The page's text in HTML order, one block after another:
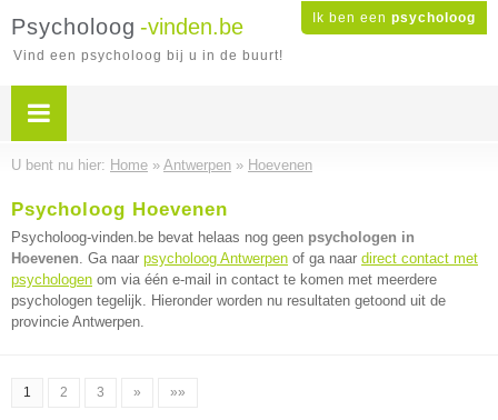
Ik ben een psycholoog
Psycholoog -vinden.be
Vind een psycholoog bij u in de buurt!
U bent nu hier: Home » Antwerpen » Hoevenen
Psycholoog Hoevenen
Psycholoog-vinden.be bevat helaas nog geen psychologen in
Hoevenen. Ga naar psycholoog Antwerpen of ga naar direct contact met
psychologen om via één e-mail in contact te komen met meerdere
psychologen tegelijk. Hieronder worden nu resultaten getoond uit de
provincie Antwerpen.
1 2 3 » »»